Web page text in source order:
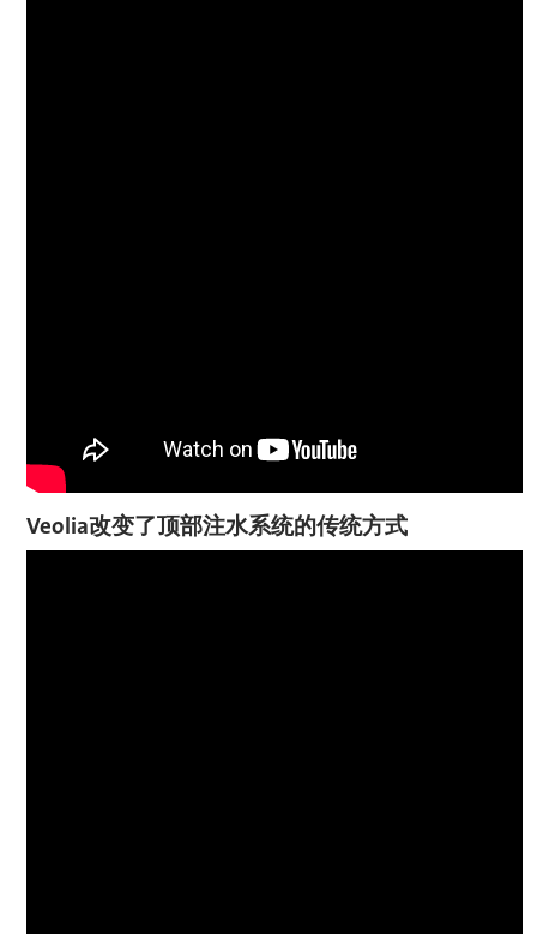
Veolia改变了顶部注水系统的传统方式